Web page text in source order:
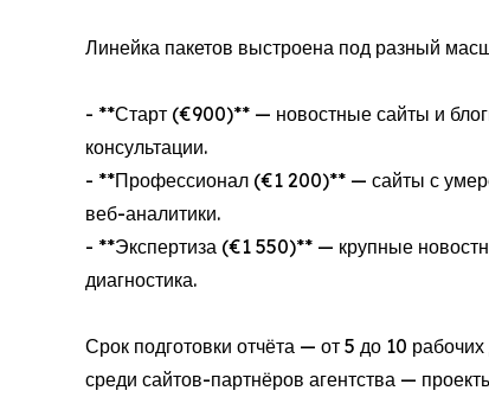
Линейка пакетов выстроена под разный
- **Старт (€900)** — новостные сайты и
консультации.
- **Профессионал (€1 200)** — сайты с
веб-аналитики.
- **Экспертиза (€1 550)** — крупные
диагностика.
Срок подготовки отчёта — от 5 до 10
среди сайтов-партнёров агентства —